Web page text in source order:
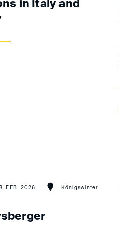
in Italy and
FEB. 2026 Königswinter